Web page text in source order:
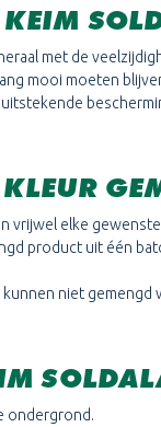
KEIM
met de
mooi moeten
vrijwel elke
product uit één
kunnen niet
ondergrond.